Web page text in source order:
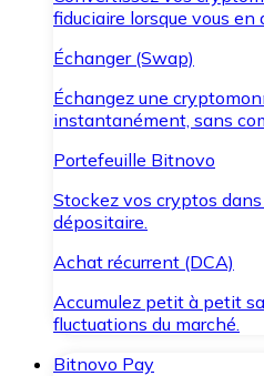
fiduciaire lorsque vous en
Échanger (Swap)
Échangez une
instantanément, sans
Portefeuille Bitnovo
Stockez vos cryptos
dépositaire.
Achat récurrent (DCA)
Accumulez petit à petit
fluctuations du marché.
Bitnovo Pay